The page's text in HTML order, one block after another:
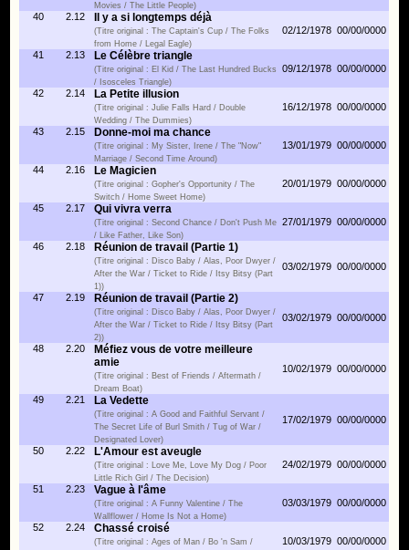
Movies / The Little People)
40 2.12 Il y a si longtemps déjà
(Titre original : The Captain's Cup / The Folks
from Home / Legal Eagle)
02/12/1978 00/00/0000
41 2.13 Le Célèbre triangle
(Titre original : El Kid / The Last Hundred Bucks
/ Isosceles Triangle)
09/12/1978 00/00/0000
42 2.14 La Petite illusion
(Titre original : Julie Falls Hard / Double
Wedding / The Dummies)
16/12/1978 00/00/0000
43 2.15 Donne-moi ma chance
(Titre original : My Sister, Irene / The "Now"
Marriage / Second Time Around)
13/01/1979 00/00/0000
44 2.16 Le Magicien
(Titre original : Gopher's Opportunity / The
Switch / Home Sweet Home)
20/01/1979 00/00/0000
45 2.17 Qui vivra verra
(Titre original : Second Chance / Don't Push Me
/ Like Father, Like Son)
27/01/1979 00/00/0000
46 2.18 Réunion de travail (Partie 1)
(Titre original : Disco Baby / Alas, Poor Dwyer /
After the War / Ticket to Ride / Itsy Bitsy (Part
1))
03/02/1979 00/00/0000
47 2.19 Réunion de travail (Partie 2)
(Titre original : Disco Baby / Alas, Poor Dwyer /
After the War / Ticket to Ride / Itsy Bitsy (Part
2))
03/02/1979 00/00/0000
48 2.20
Méfiez vous de votre meilleure
amie
(Titre original : Best of Friends / Aftermath /
Dream Boat)
10/02/1979 00/00/0000
49 2.21 La Vedette
(Titre original : A Good and Faithful Servant /
The Secret Life of Burl Smith / Tug of War /
Designated Lover)
17/02/1979 00/00/0000
50 2.22 L'Amour est aveugle
(Titre original : Love Me, Love My Dog / Poor
Little Rich Girl / The Decision)
24/02/1979 00/00/0000
51 2.23 Vague à l'âme
(Titre original : A Funny Valentine / The
Wallflower / Home Is Not a Home)
03/03/1979 00/00/0000
52 2.24 Chassé croisé
(Titre original : Ages of Man / Bo 'n Sam / 10/03/1979 00/00/0000